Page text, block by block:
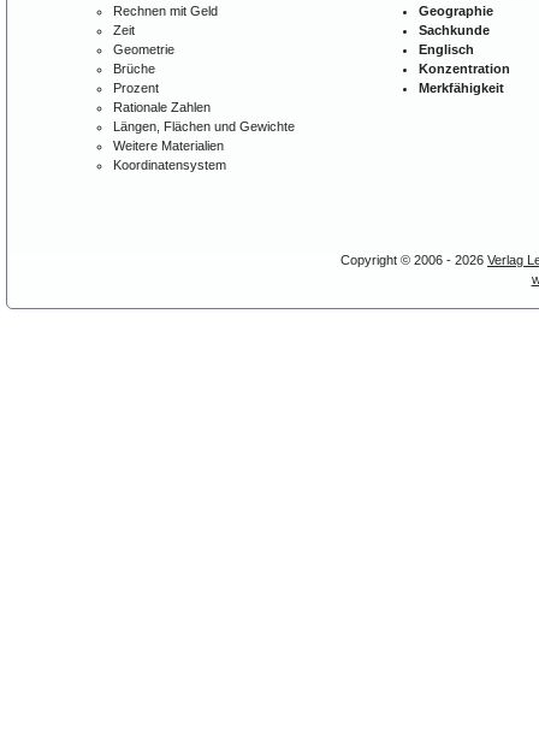
Rechnen mit Geld
Zeit
Geometrie
Brüche
Prozent
Rationale Zahlen
Längen, Flächen und Gewichte
Weitere Materialien
Koordinatensystem
Geographie
Sachkunde
Englisch
Konzentration
Merkfähigkeit
Copyright © 2006 - 2026 Verlag